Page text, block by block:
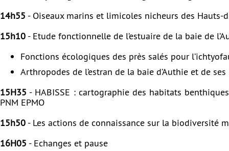
14h55 - Oiseaux marins et limicoles nicheurs des Hauts-
15h10 - Etude fonctionnelle de l’estuaire de la baie de
Fonctions écologiques des près salés pour
Arthropodes de l’estran de la baie d’Authie et de
15H35 - HABISSE : cartographie des habitats
PNM EPMO
15h50 - Les actions de connaissance sur la biodiversité
16H05 - Echanges et pause